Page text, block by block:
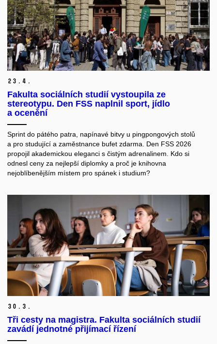
23. 4.
Fakulta sociálních studií vystoupila ze
stereotypu. Den FSS naplnil sport, jídlo
a ocenění
Sprint do pátého patra
napínavé bitvy u pingpongových stolů
a pro studující a zaměstnance bufet zdarma.
Den FSS 2026
propojil akademickou eleganci s čistým adrenalinem. Kdo si
odnesl ceny za nejlepší diplomky a proč je knihovna
nejoblíbenějším místem pro spánek i studium?
30. 3.
Tři cesty na magistra. Fakulta sociálních studií
zavádí jednotné přijímací řízení